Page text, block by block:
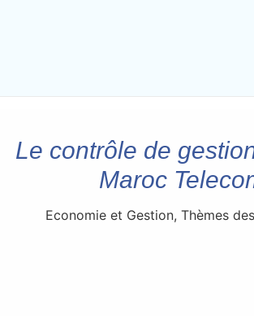
Le contrôle de
Maroc
Economie et Gestion, Thèmes